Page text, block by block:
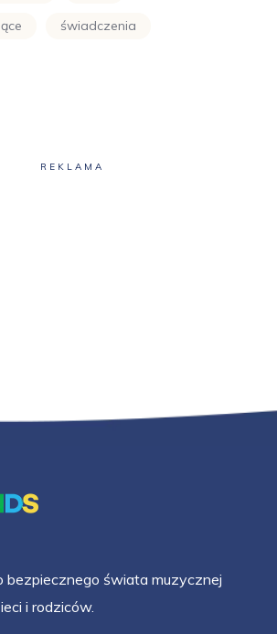
świadczenia
REKLAMA
bezpiecznego świata muzycznej
i rodziców.